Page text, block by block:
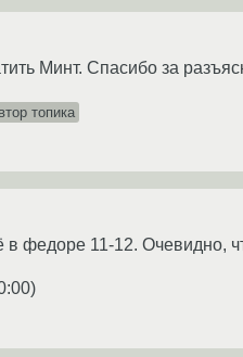
Минт. Спасибо за
топика
в федоре 11-12. Очевидно,
)